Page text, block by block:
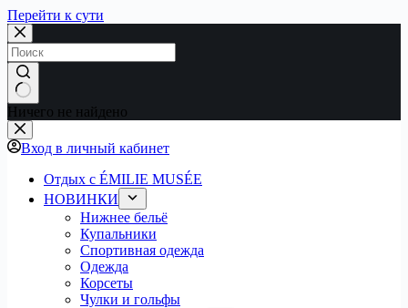
Перейти к сути
Ничего не найдено
Вход в личный кабинет
Отдых с ÉMILIE MUSÉE
НОВИНКИ
Нижнее бельё
Купальники
Спортивная одежда
Одежда
Корсеты
Чулки и гольфы